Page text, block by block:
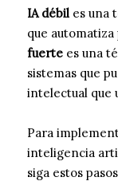
IA débil es una
que
fuerte es una
sistemas que
intelectual que
Para
inteligencia
siga estos